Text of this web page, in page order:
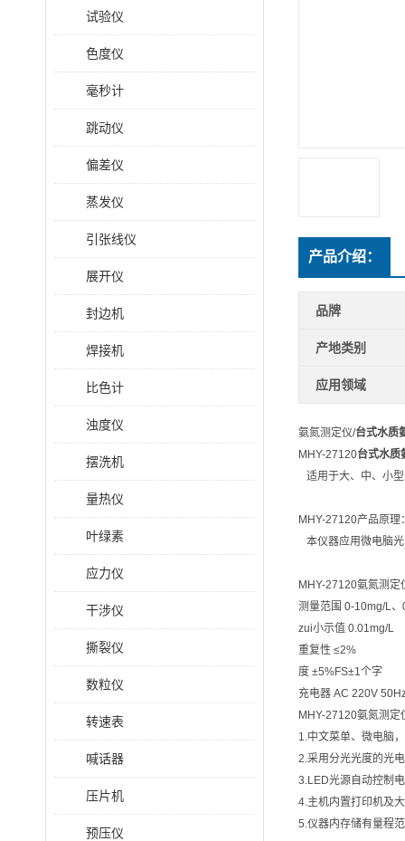
试验仪
色度仪
毫秒计
跳动仪
偏差仪
蒸发仪
引张线仪
展开仪
封边机
焊接机
比色计
浊度仪
摆洗机
量热仪
叶绿素
应力仪
干涉仪
撕裂仪
数粒仪
转速表
喊话器
压片机
预压仪
产品介绍：
品牌
产地类别
应用领域
氨氮测定仪/台式水质
MHY-27120台式水质
适用于大、中、小
MHY-27120产品原理
本仪器应用微电脑
MHY-27120氨氮测定
测量范围 0-10mg/L
zui小示值 0.01mg/L
重复性 ≤2%
度 ±5%FS±1个字
充电器 AC 220V
MHY-27120氨氮测定
1.中文菜单、微电脑
2.采用分光光度的光
3.LED光源自动控制
4.主机内置打印机及
5.仪器内存储有量程